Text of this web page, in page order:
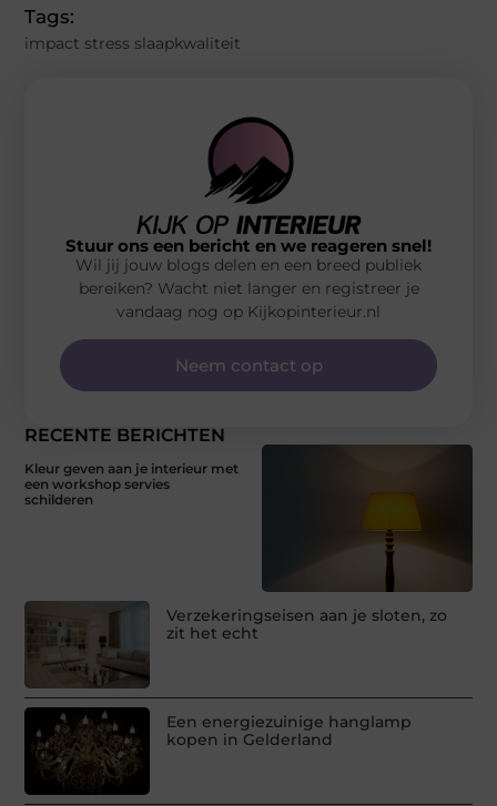
Tags:
impact stress slaapkwaliteit
RECENTE BERICHTEN
Kleur geven aan je interieur met
een workshop servies
schilderen
Verzekeringseisen aan je sloten, zo
zit het echt
Een energiezuinige hanglamp
kopen in Gelderland
Stuur ons een bericht en we reageren snel!
Wil jij jouw blogs delen en een breed publiek
bereiken? Wacht niet langer en registreer je
vandaag nog op Kijkopinterieur.nl
Neem contact op